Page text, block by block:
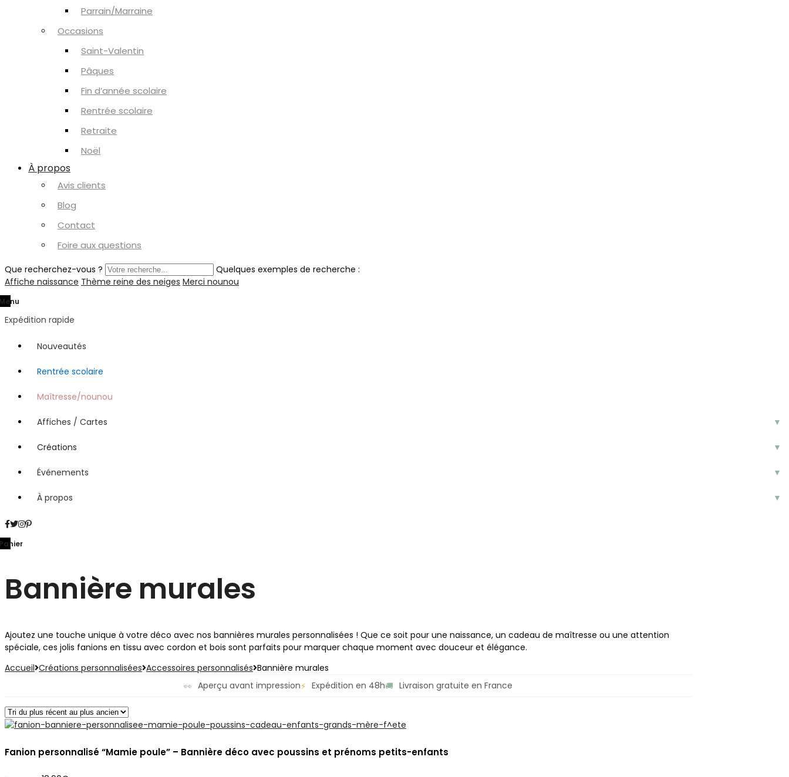
Parrain/Marraine
Occasions
Saint-Valentin
Pâques
Fin d’année scolaire
Rentrée scolaire
Retraite
Noël
À propos
Avis clients
Blog
Contact
Foire aux questions
Que recherchez-vous ?
Quelques exemples de recherche :
Affiche naissance Thème reine des neiges Merci nounou
Expédition rapide
Nouveautés
Rentrée scolaire
Maîtresse/nounou
Affiches / Cartes ▼
Créations ▼
Événements ▼
À propos ▼
Bannière murales
Ajoutez une touche unique à votre déco avec nos bannières murales personnalisées ! Que ce soit pour une naissance, un cadeau de maîtresse ou une attention
spéciale, ces jolis fanions en tissu avec cordon et bois sont parfaits pour marquer chaque moment avec douceur et élégance.
Accueil Créations personnalisées Accessoires personnalisés Bannière murales
👀 Aperçu avant impression⚡ Expédition en 48h🚚 Livraison gratuite en France
Fanion personnalisé “Mamie poule” – Bannière déco avec poussins et prénoms petits-enfants